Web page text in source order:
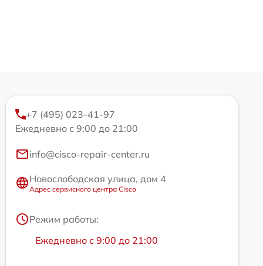
+7 (495) 023-41-97
Ежедневно с 9:00 до 21:00
info@cisco-repair-center.ru
Новослободская улица, дом 4
Адрес сервисного центра Cisco
Режим работы:
Ежедневно с 9:00 до 21:00